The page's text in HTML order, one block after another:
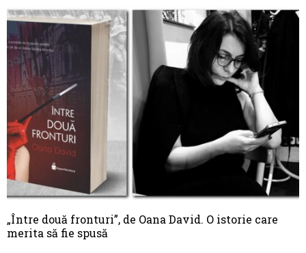
„Între două fronturi”, de Oana David. O istorie care
merita să fie spusă